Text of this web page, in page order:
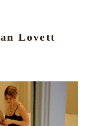
Lovett